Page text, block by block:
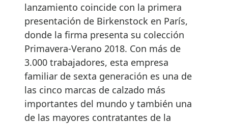
lanzamiento coincide con la primera
presentación de Birkenstock en París,
donde la firma presenta su colección
Primavera-Verano 2018. Con más de
3.000 trabajadores, esta empresa
familiar de sexta generación es una de
las cinco marcas de calzado más
importantes del mundo y también una
de las mayores contratantes de la